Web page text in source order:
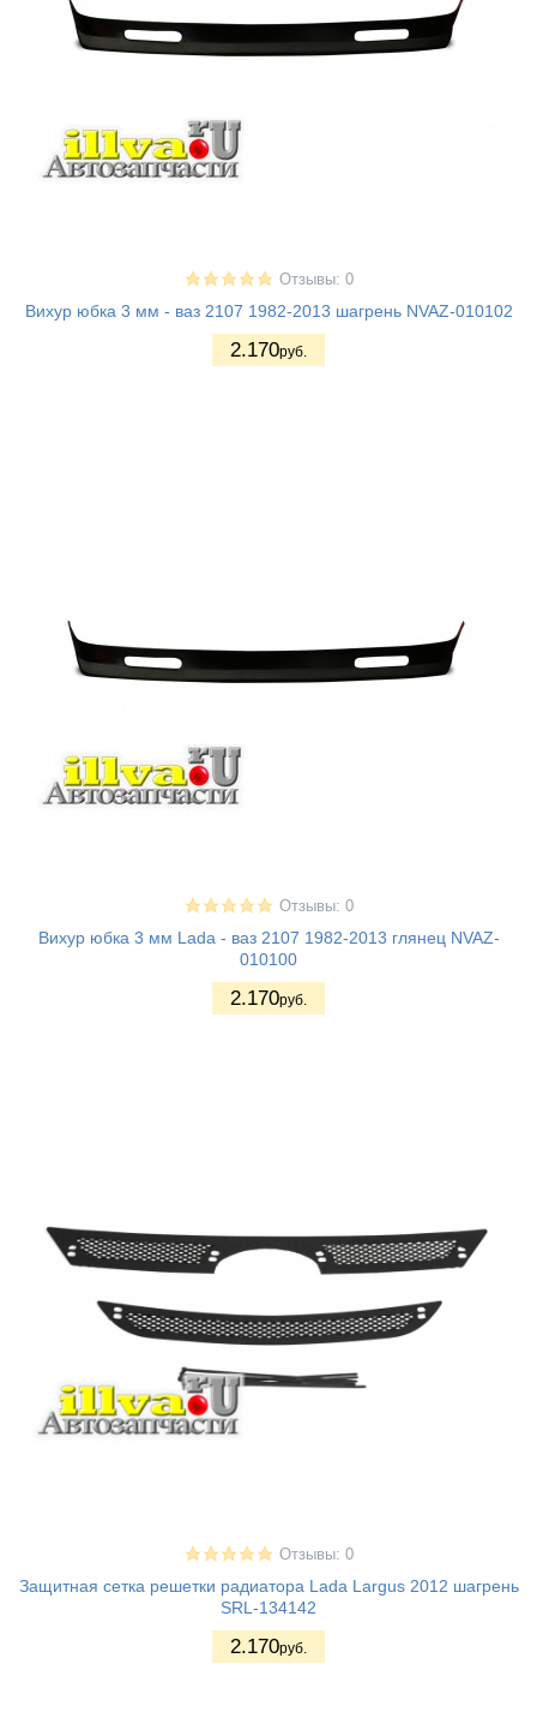
Отзывы: 0
Вихур юбка 3 мм - ваз 2107 1982-2013 шагрень NVAZ-010102
2.170руб.
Отзывы: 0
Вихур юбка 3 мм Lada - ваз 2107 1982-2013 глянец NVAZ-
010100
2.170руб.
Отзывы: 0
Защитная сетка решетки радиатора Lada Largus 2012 шагрень
SRL-134142
2.170руб.